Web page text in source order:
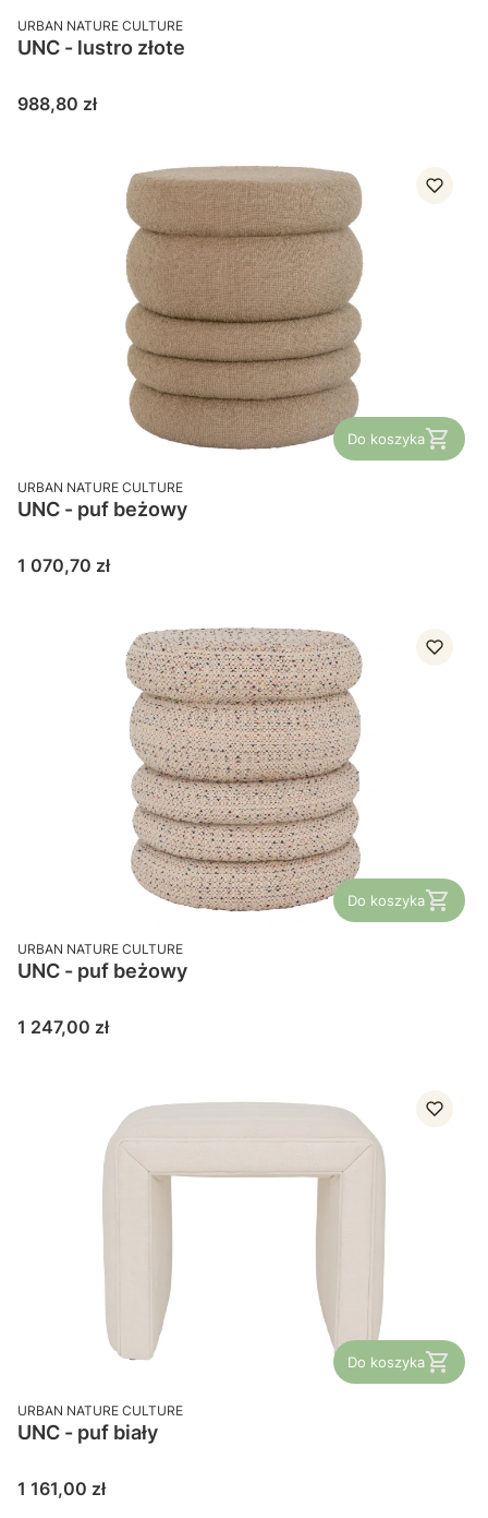
PRODUCENT
URBAN NATURE CULTURE
UNC - lustro złote
Cena
988,80 zł
Do koszyka
PRODUCENT
URBAN NATURE CULTURE
UNC - puf beżowy
Cena
1 070,70 zł
Do koszyka
PRODUCENT
URBAN NATURE CULTURE
UNC - puf beżowy
Cena
1 247,00 zł
Do koszyka
PRODUCENT
URBAN NATURE CULTURE
UNC - puf biały
Cena
1 161,00 zł